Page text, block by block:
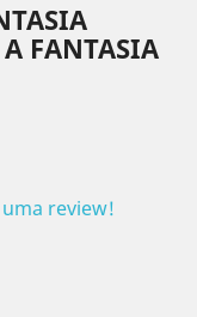
FANTASIA
review!